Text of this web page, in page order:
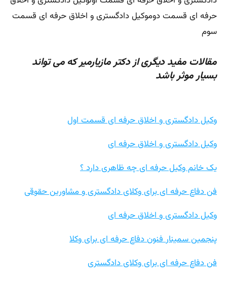
حرفه ای قسمت دوموکیل دادگستری و اخلاق حرفه ای قسمت
سوم
مقالات مفید دیگری از دکتر مازیارمیر که می تواند
بسیار موثر باشد
وکیل دادگستری و اخلاق حرفه ای قسمت اول
وکیل دادگستری و اخلاق حرفه ای
یک خانم وکیل حرفه ای چه ظاهری دارد ؟
فن دفاع حرفه ای برای وکلای دادگستری و مشاورین حقوقی
وکیل دادگستری و اخلاق حرفه ای
پنجمین سمینار فنون دفاع حرفه ای برای وکلا
فن دفاع حرفه ای برای وکلای دادگستری